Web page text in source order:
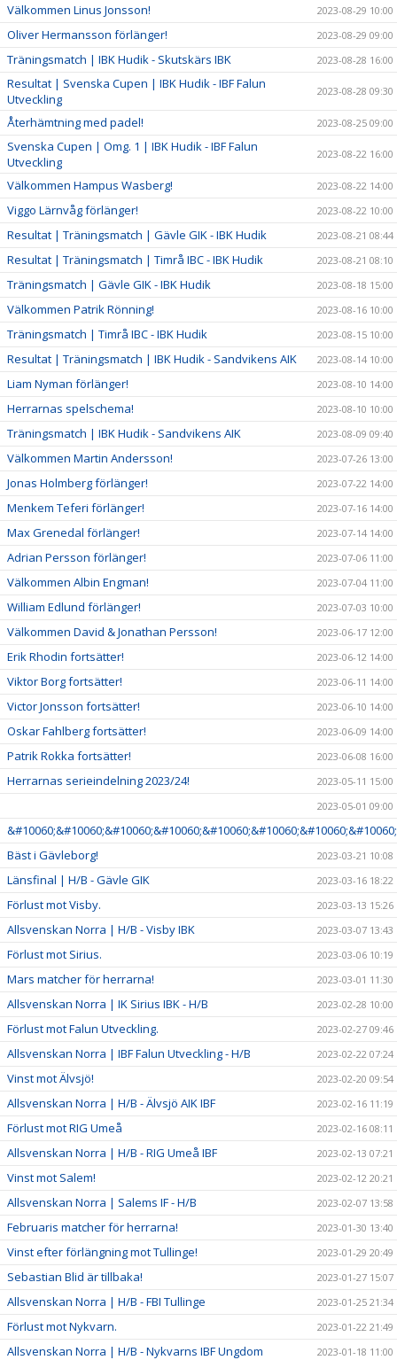
Välkommen Linus Jonsson! 2023-08-29 10:00
Oliver Hermansson förlänger! 2023-08-29 09:00
Träningsmatch | IBK Hudik - Skutskärs IBK 2023-08-28 16:00
Resultat | Svenska Cupen | IBK Hudik - IBF Falun
Utveckling
2023-08-28 09:30
Återhämtning med padel! 2023-08-25 09:00
Svenska Cupen | Omg. 1 | IBK Hudik - IBF Falun
Utveckling
2023-08-22 16:00
Välkommen Hampus Wasberg! 2023-08-22 14:00
Viggo Lärnvåg förlänger! 2023-08-22 10:00
Resultat | Träningsmatch | Gävle GIK - IBK Hudik 2023-08-21 08:44
Resultat | Träningsmatch | Timrå IBC - IBK Hudik 2023-08-21 08:10
Träningsmatch | Gävle GIK - IBK Hudik 2023-08-18 15:00
Välkommen Patrik Rönning! 2023-08-16 10:00
Träningsmatch | Timrå IBC - IBK Hudik 2023-08-15 10:00
Resultat | Träningsmatch | IBK Hudik - Sandvikens AIK 2023-08-14 10:00
Liam Nyman förlänger! 2023-08-10 14:00
Herrarnas spelschema! 2023-08-10 10:00
Träningsmatch | IBK Hudik - Sandvikens AIK 2023-08-09 09:40
Välkommen Martin Andersson! 2023-07-26 13:00
Jonas Holmberg förlänger! 2023-07-22 14:00
Menkem Teferi förlänger! 2023-07-16 14:00
Max Grenedal förlänger! 2023-07-14 14:00
Adrian Persson förlänger! 2023-07-06 11:00
Välkommen Albin Engman! 2023-07-04 11:00
William Edlund förlänger! 2023-07-03 10:00
Välkommen David & Jonathan Persson! 2023-06-17 12:00
Erik Rhodin fortsätter! 2023-06-12 14:00
Viktor Borg fortsätter! 2023-06-11 14:00
Victor Jonsson fortsätter! 2023-06-10 14:00
Oskar Fahlberg fortsätter! 2023-06-09 14:00
Patrik Rokka fortsätter! 2023-06-08 16:00
Herrarnas serieindelning 2023/24!
2023-05-11 15:00
2023-05-01 09:00
Bäst i Gävleborg!
2023-03-21 10:08
Länsfinal | H/B - Gävle GIK 2023-03-16 18:22
Förlust mot Visby. 2023-03-13 15:26
Allsvenskan Norra | H/B - Visby IBK 2023-03-07 13:43
Förlust mot Sirius. 2023-03-06 10:19
Mars matcher för herrarna! 2023-03-01 11:30
Allsvenskan Norra | IK Sirius IBK - H/B 2023-02-28 10:00
Förlust mot Falun Utveckling. 2023-02-27 09:46
Allsvenskan Norra | IBF Falun Utveckling - H/B 2023-02-22 07:24
Vinst mot Älvsjö! 2023-02-20 09:54
Allsvenskan Norra | H/B - Älvsjö AIK IBF 2023-02-16 11:19
Förlust mot RIG Umeå 2023-02-16 08:11
Allsvenskan Norra | H/B - RIG Umeå IBF 2023-02-13 07:21
Vinst mot Salem! 2023-02-12 20:21
Allsvenskan Norra | Salems IF - H/B 2023-02-07 13:58
Februaris matcher för herrarna! 2023-01-30 13:40
Vinst efter förlängning mot Tullinge! 2023-01-29 20:49
Sebastian Blid är tillbaka! 2023-01-27 15:07
Allsvenskan Norra | H/B - FBI Tullinge 2023-01-25 21:34
Förlust mot Nykvarn. 2023-01-22 21:49
Allsvenskan Norra | H/B - Nykvarns IBF Ungdom 2023-01-18 11:00